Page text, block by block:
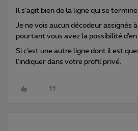
Il s’agit bien de la ligne qui se
Je ne vois aucun décodeur assignés
pourtant vous avez la possibilité
Si c’est une autre ligne dont il est
l’indiquer dans votre profil privé.